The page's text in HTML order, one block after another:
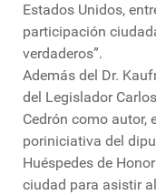
Estados Unidos,
participación
verdaderos”.
Además del Dr.
del Legislador
Cedrón como autor,
poriniciativa del
Huéspedes de
ciudad para asistir